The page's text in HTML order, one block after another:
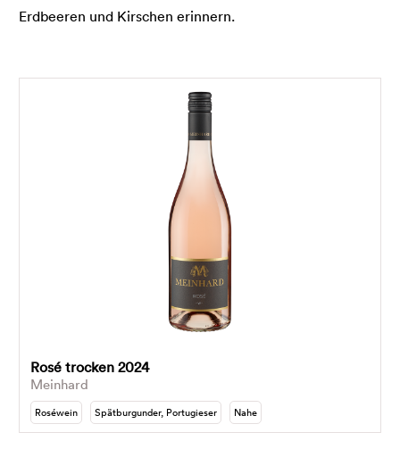
Erdbeeren und Kirschen erinnern.
Rosé trocken 2024
Meinhard
Roséwein Spätburgunder, Portugieser Nahe